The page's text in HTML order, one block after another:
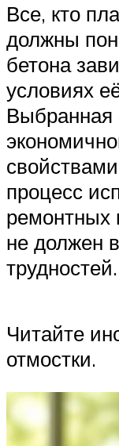
Все, кто
должны
бетона
условиях
Выбранная
процесс
ремонтных
не должен
трудностей.
Читайте
отмостки.